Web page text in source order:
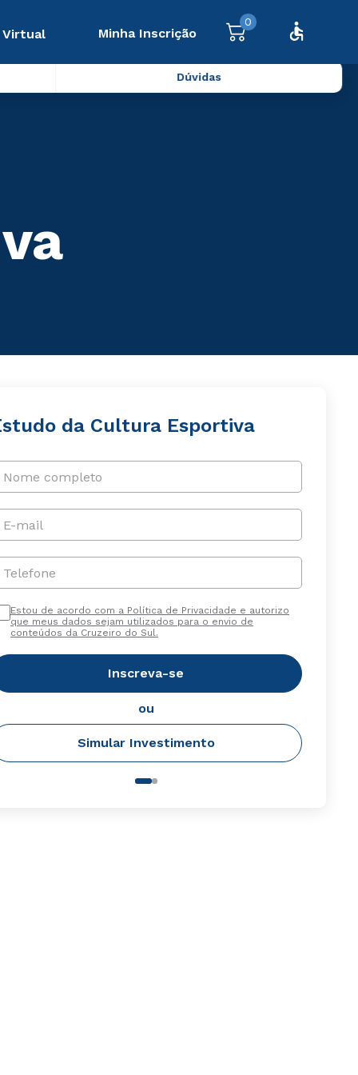
Virtual Minha Inscrição
0
Dúvidas
da Cultura Esportiva
Nome completo
E-mail
Telefone
Estou de acordo com a Política de Privacidade e autorizo
que meus dados sejam utilizados para o envio de
conteúdos da Cruzeiro do Sul.
Inscreva-se
ou
Simular Investimento